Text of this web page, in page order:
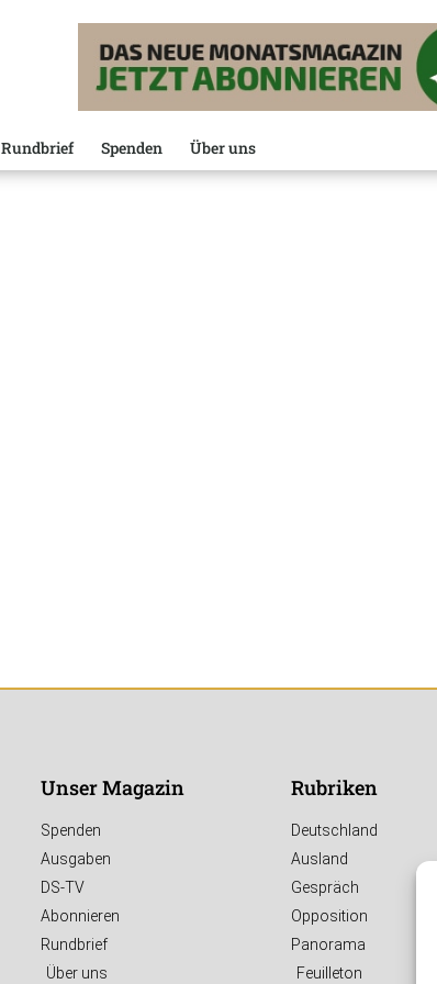
Rundbrief Spenden Über uns
Unser Magazin
Spenden
Ausgaben
DS-TV
Abonnieren
Rundbrief
Über uns
Rubriken
Deutschland
Ausland
Gespräch
Opposition
Panorama
Feuilleton